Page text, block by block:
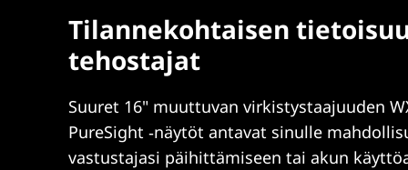
Tilannekohtaisen
tehostajat
Suuret 16" muuttuvan virkistystaajuuden
PureSight ‑näytöt antavat sinulle
vastustajasi päihittämiseen tai akun